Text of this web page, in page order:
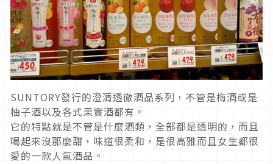
SUNTORY發行的澄清透徹酒品系列，不管是梅酒或是
柚子酒以及各式果實酒都有。
它的特點就是不管是什麼酒類，全部都是透明的，而且
喝起來沒那麼甜，味道很柔和，是很高雅而且女生都很
愛的一款人氣酒品。